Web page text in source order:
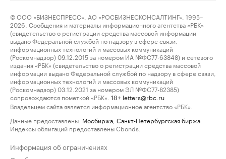
© ООО «БИЗНЕСПРЕСС», АО «РОСБИЗНЕСКОНСАЛТИНГ», 1995–
2026. Сообщения и материалы информационного агентства «РБК»
(свидетельство о регистрации средства массовой информации
выдано Федеральной службой по надзору в сфере связи,
информационных технологий и массовых коммуникаций
(Роскомнадзор) 09.12.2015 за номером ИА №ФС77-63848) и сетевого
издания «РБК» (свидетельство о регистрации средства массовой
информации выдано Федеральной службой по надзору в сфере связи,
информационных технологий и массовых коммуникаций
(Роскомнадзор) 03.12.2021 за номером ЭЛ №ФС77-82385)
сопровождаются пометкой «РБК».
18+ letters@rbc.ru
Владельцем сайта является информационное агентство «РБК».
Данные предоставлены: Мосбиржа Санкт-Петербургская биржа
Индексы облигаций предоставлены Cbonds.
Информация об ограничениях